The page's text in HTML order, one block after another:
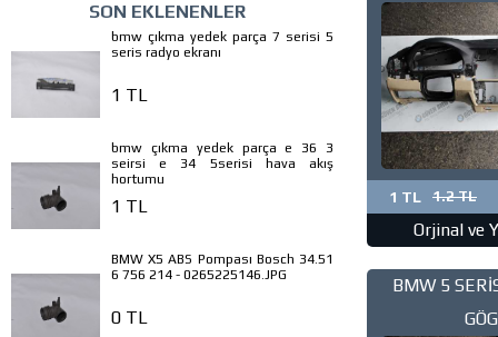
SON EKLENENLER
bmw çıkma yedek parça 7 serisi 5
seris radyo ekranı
1 TL
bmw çıkma yedek parça e 36 3
seirsi e 34 5serisi hava akış
hortumu
1 TL
BMW X5 ABS Pompası Bosch 34.51
6 756 214 - 0265225146.JPG
0 TL
1 TL 1.2 TL
Orjinal ve
BMW 5